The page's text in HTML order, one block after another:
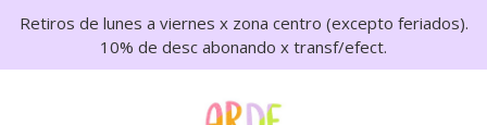
Retiros de lunes a viernes x zona centro (excepto feriados).
10% de desc abonando x transf/efect.